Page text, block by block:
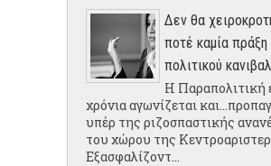
Δεν θα
ποτέ καμία πράξη
πολιτικού
Η Παραπολιτική
χρόνια αγωνίζεται
υπέρ της ριζοσπαστικής
του χώρου της
Εξασφαλίζοντ...